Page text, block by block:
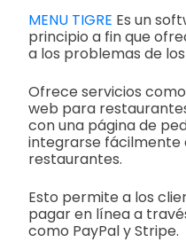
MENU TIGRE Es un
principio a fin que
a los problemas de
Ofrece servicios
web para
con una página de
integrarse fácilmente
restaurantes.
Esto permite a los
pagar en línea a
como PayPal y Stripe.